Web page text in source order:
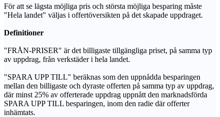
För att se lägsta möjliga pris och största möjliga besparing måste
"Hela landet" väljas i offertöversikten på det skapade uppdraget.
Definitioner
"FRÅN-PRISER" är det billigaste tillgängliga priset, på samma typ
av uppdrag, från verkstäder i hela landet.
"SPARA UPP TILL" beräknas som den uppnådda besparingen
mellan den billigaste och dyraste offerten på samma typ av uppdrag,
där minst 25% av offerterade uppdrag uppnått den marknadsförda
SPARA UPP TILL besparingen, inom den radie där offerter
inhämtats.